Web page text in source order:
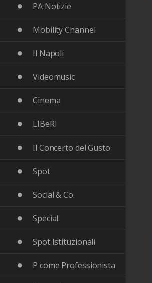
PA Notizie
Mobility Channel
Il Napoli
Videomusic
Cinema
LIBeRI
Il Concerto del Gusto
Spot
Social & Co.
Special.
Spot Istituzionali
P come Professionista